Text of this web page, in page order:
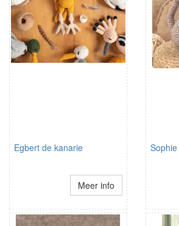
Egbert de kanarie
Meer info